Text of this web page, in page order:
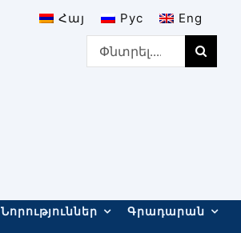
Հայ Рус
Eng
Search
for:
Նորություններ
Գրադարան